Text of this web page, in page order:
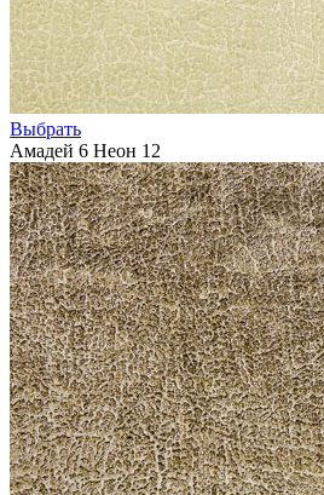
Выбрать
Амадей 6 Неон 12